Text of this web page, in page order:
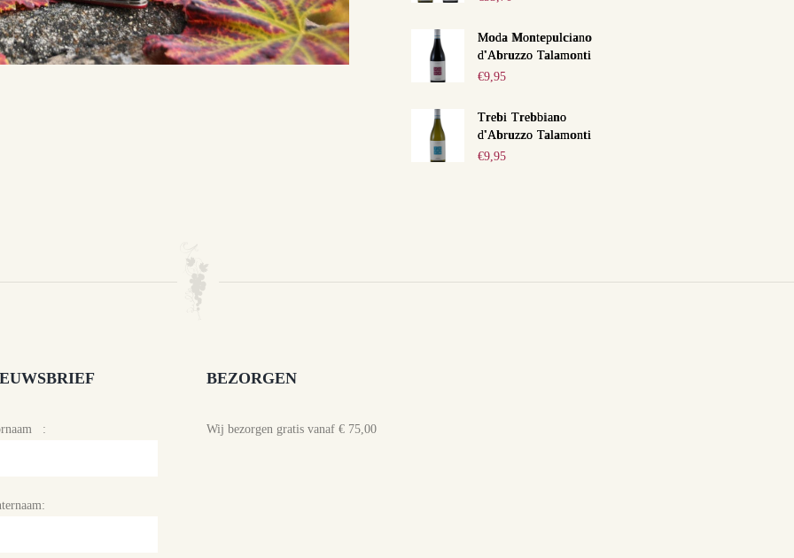
Moda Montepulciano
d'Abruzzo Talamonti
€9,95
Trebi Trebbiano
d'Abruzzo Talamonti
€9,95
:
BEZORGEN
Wij bezorgen gratis vanaf € 75,00